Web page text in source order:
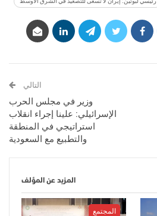
التالي
وزير في مجلس الحرب
الإسرائيلي: علينا إجراء انقلاب
استراتيجي في المنطقة
والتطبيع مع السعودية
المزيد عن المؤلف
المجتمع